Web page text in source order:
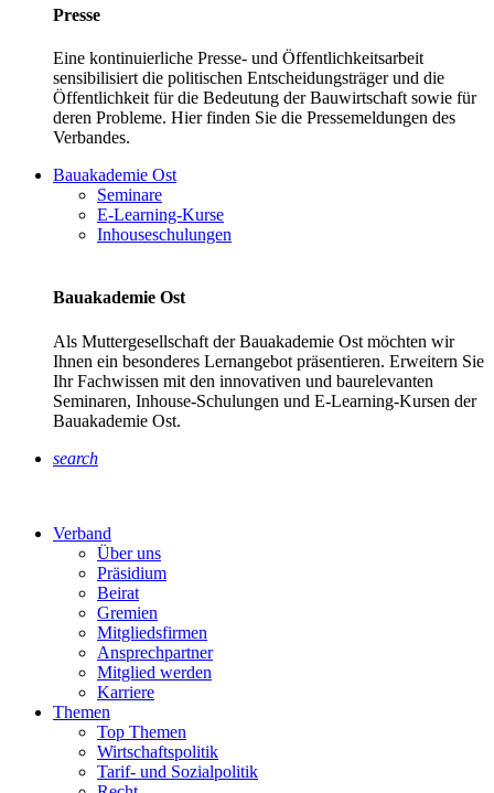
Presse
Eine kontinuierliche Presse- und Öffentlichkeitsarbeit
sensibilisiert die politischen Entscheidungsträger und die
Öffentlichkeit für die Bedeutung der Bauwirtschaft sowie für
deren Probleme. Hier finden Sie die Pressemeldungen des
Verbandes.
Bauakademie Ost
Seminare
E-Learning-Kurse
Inhouseschulungen
Bauakademie Ost
Als Muttergesellschaft der Bauakademie Ost möchten wir
Ihnen ein besonderes Lernangebot präsentieren. Erweitern Sie
Ihr Fachwissen mit den innovativen und baurelevanten
Seminaren, Inhouse-Schulungen und E-Learning-Kursen der
Bauakademie Ost.
search
Verband
Über uns
Präsidium
Beirat
Gremien
Mitgliedsfirmen
Ansprechpartner
Mitglied werden
Karriere
Themen
Top Themen
Wirtschaftspolitik
Tarif- und Sozialpolitik